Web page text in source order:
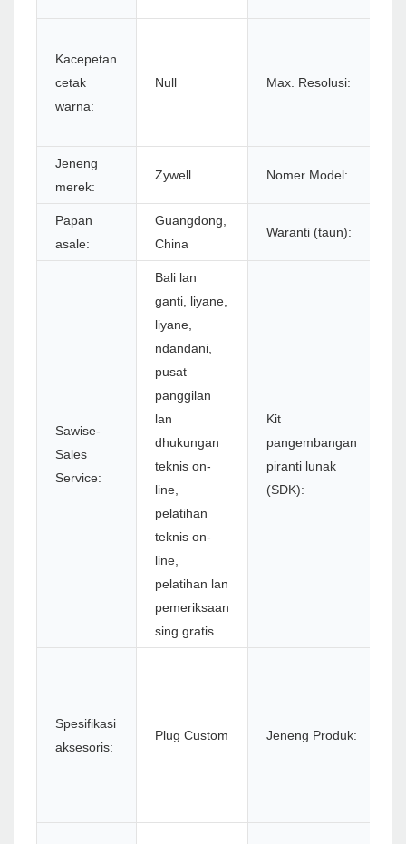
Kacepetan
cetak
warna:
Null Max. Resolusi:
Jeneng
merek:
Zywell Nomer Model:
Papan
asale:
Guangdong,
China
Waranti (taun):
Sawise-
Sales
Service:
Bali lan
ganti, liyane,
liyane,
ndandani,
pusat
panggilan
lan
dhukungan
teknis on-
line,
pelatihan
teknis on-
line,
pelatihan lan
pemeriksaan
sing gratis
Kit
pangembangan
piranti lunak
(SDK):
Spesifikasi
aksesoris:
Plug Custom Jeneng Produk: